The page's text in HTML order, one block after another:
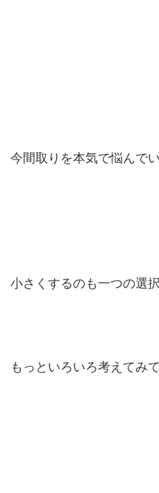
今間取りを本気で悩んで
小さくするのも一つの選
もっといろいろ考えてみ